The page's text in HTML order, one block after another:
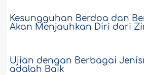
Kesungguhan Berdoa dan
Akan Menjauhkan Diri dari
Ujian dengan Berbagai
adalah Baik